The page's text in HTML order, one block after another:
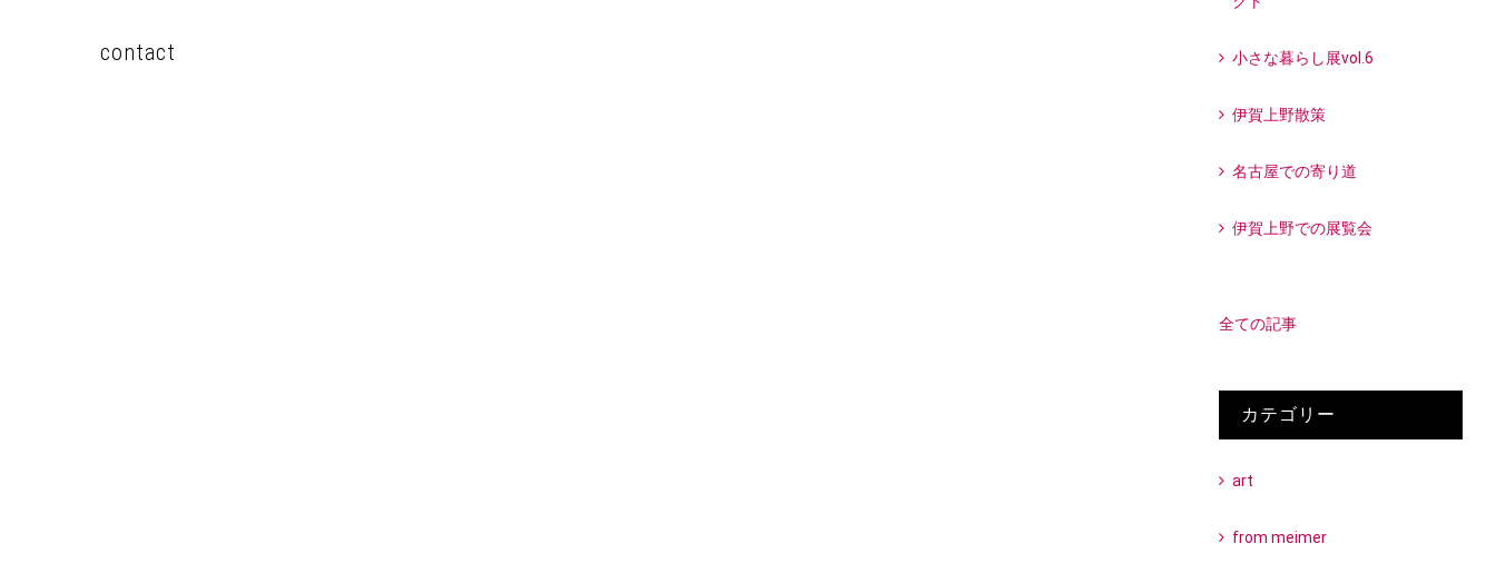
contact 小さな暮らし展vol.6
伊賀上野散策
名古屋での寄り道
伊賀上野での展覧会
全ての記事
カテゴリー
art
from meimer